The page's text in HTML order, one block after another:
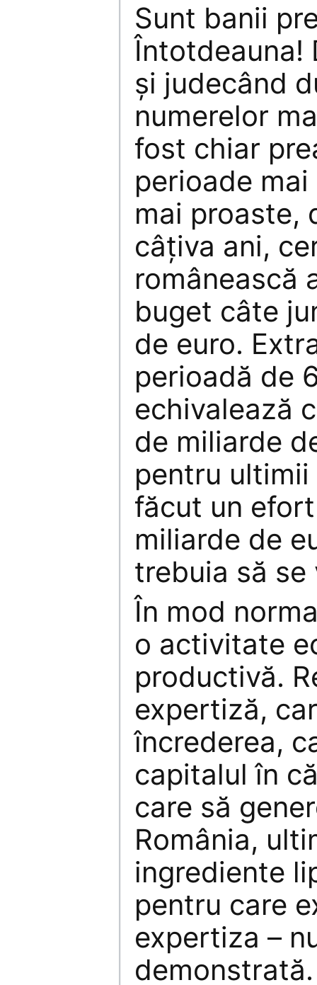
Sunt banii
Întotdeauna!
şi judecând
numerelor
fost chiar
perioade
mai proaste,
câţiva ani,
românească
buget câte
de euro.
perioadă de
echivalează
de miliarde
pentru
făcut un
miliarde de
trebuia să se
În mod
o activitate
productivă.
expertiză,
încrederea,
capitalul în
care să
România,
ingrediente
pentru care
expertiza –